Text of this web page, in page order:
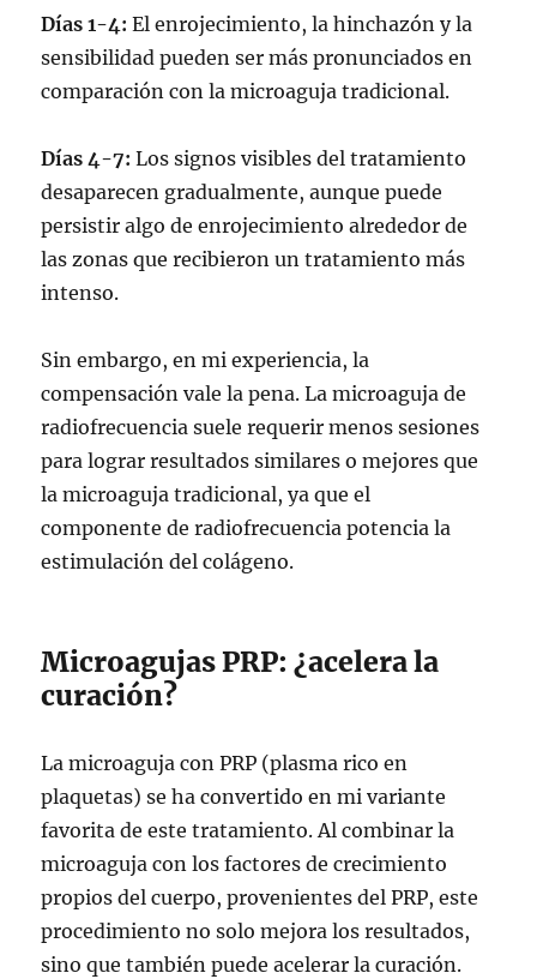
Días 1-4: El enrojecimiento, la hinchazón y la
sensibilidad pueden ser más pronunciados en
comparación con la microaguja tradicional.
Días 4-7: Los signos visibles del tratamiento
desaparecen gradualmente, aunque puede
persistir algo de enrojecimiento alrededor de
las zonas que recibieron un tratamiento más
intenso.
Sin embargo, en mi experiencia, la
compensación vale la pena. La microaguja de
radiofrecuencia suele requerir menos sesiones
para lograr resultados similares o mejores que
la microaguja tradicional, ya que el
componente de radiofrecuencia potencia la
estimulación del colágeno.
Microagujas PRP: ¿acelera la
curación?
La microaguja con PRP (plasma rico en
plaquetas) se ha convertido en mi variante
favorita de este tratamiento. Al combinar la
microaguja con los factores de crecimiento
propios del cuerpo, provenientes del PRP, este
procedimiento no solo mejora los resultados,
sino que también puede acelerar la curación.